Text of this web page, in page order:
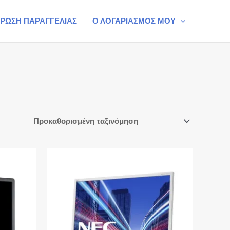
ΠΑΡΑΓΓΕΛΙΑΣ Ο ΛΟΓΑΡΙΑΣΜΟΣ ΜΟΥ